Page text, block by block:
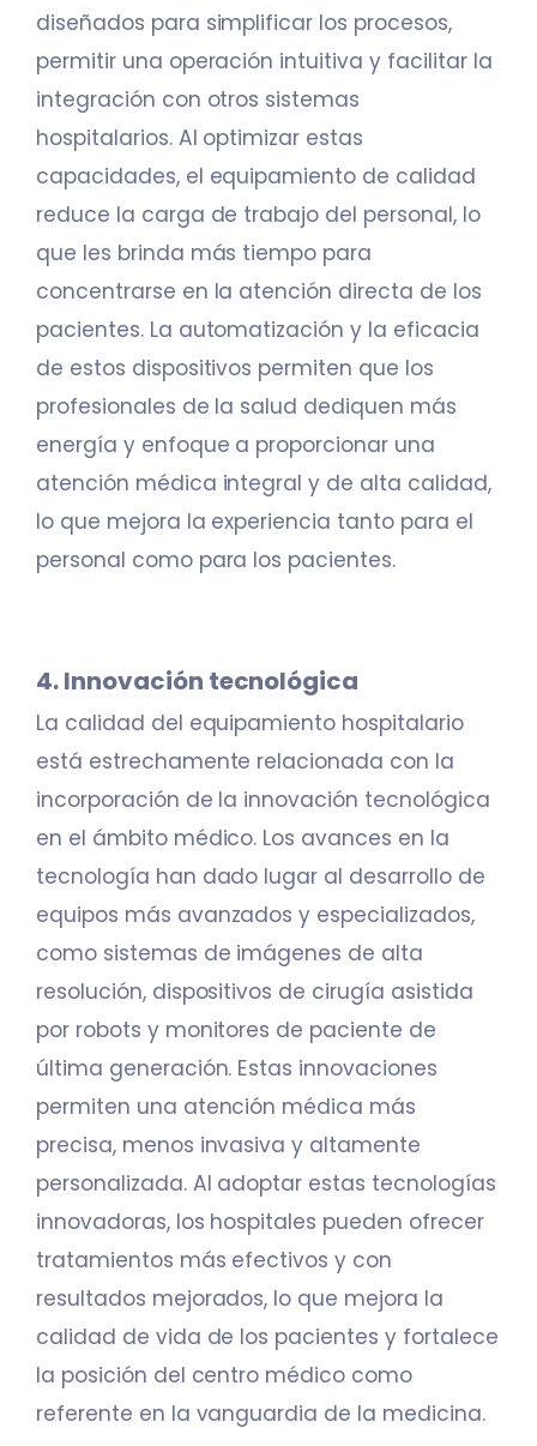
diseñados para simplificar los procesos,
permitir una operación intuitiva y facilitar la
integración con otros sistemas
hospitalarios. Al optimizar estas
capacidades, el equipamiento de calidad
reduce la carga de trabajo del personal, lo
que les brinda más tiempo para
concentrarse en la atención directa de los
pacientes. La automatización y la eficacia
de estos dispositivos permiten que los
profesionales de la salud dediquen más
energía y enfoque a proporcionar una
atención médica integral y de alta calidad,
lo que mejora la experiencia tanto para el
personal como para los pacientes.
4. Innovación tecnológica
La calidad del equipamiento hospitalario
está estrechamente relacionada con la
incorporación de la innovación tecnológica
en el ámbito médico. Los avances en la
tecnología han dado lugar al desarrollo de
equipos más avanzados y especializados,
como sistemas de imágenes de alta
resolución, dispositivos de cirugía asistida
por robots y monitores de paciente de
última generación. Estas innovaciones
permiten una atención médica más
precisa, menos invasiva y altamente
personalizada. Al adoptar estas tecnologías
innovadoras, los hospitales pueden ofrecer
tratamientos más efectivos y con
resultados mejorados, lo que mejora la
calidad de vida de los pacientes y fortalece
la posición del centro médico como
referente en la vanguardia de la medicina.